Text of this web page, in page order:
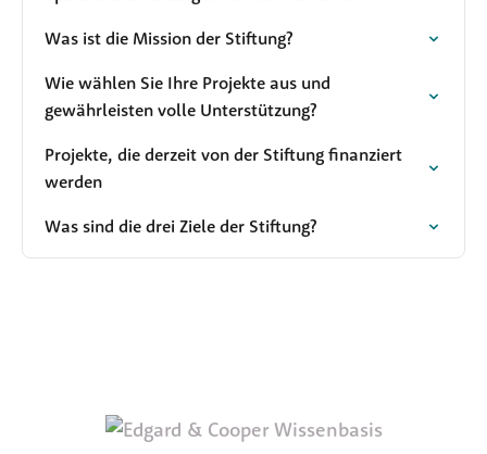
Was ist die Mission der Stiftung?
Wie wählen Sie Ihre Projekte aus und
gewährleisten volle Unterstützung?
Projekte, die derzeit von der Stiftung finanziert
werden
Was sind die drei Ziele der Stiftung?